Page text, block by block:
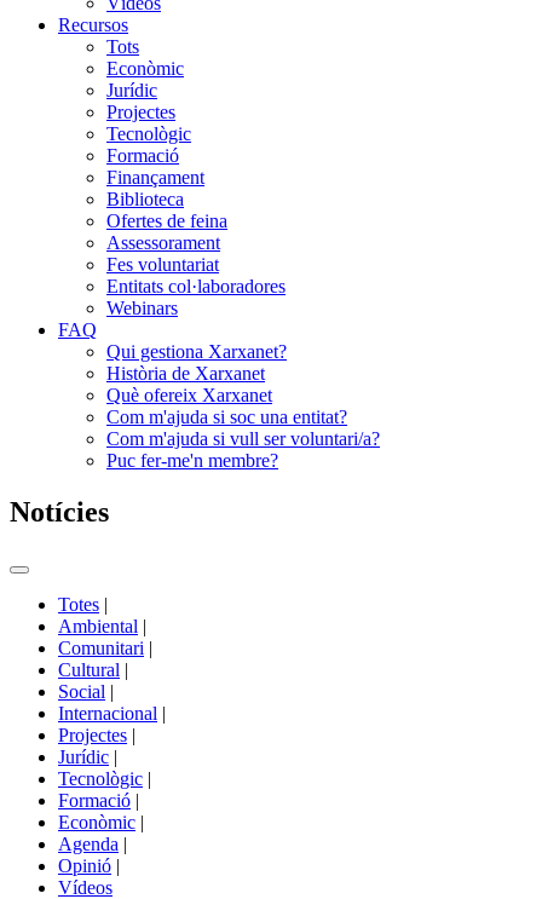
Recursos
Tots
Econòmic
Jurídic
Projectes
Tecnològic
Formació
Finançament
Biblioteca
Ofertes de feina
Assessorament
Fes voluntariat
Entitats col·laboradores
Webinars
FAQ
Qui gestiona Xarxanet?
Història de Xarxanet
Què ofereix Xarxanet
Com m'ajuda si soc una entitat?
Com m'ajuda si vull ser voluntari/a?
Puc fer-me'n membre?
Notícies
Commutador
portals
Totes |
Ambiental |
Comunitari |
Cultural |
Social |
Internacional |
Projectes |
Jurídic |
Tecnològic |
Formació |
Econòmic |
Agenda |
Opinió |
Vídeos